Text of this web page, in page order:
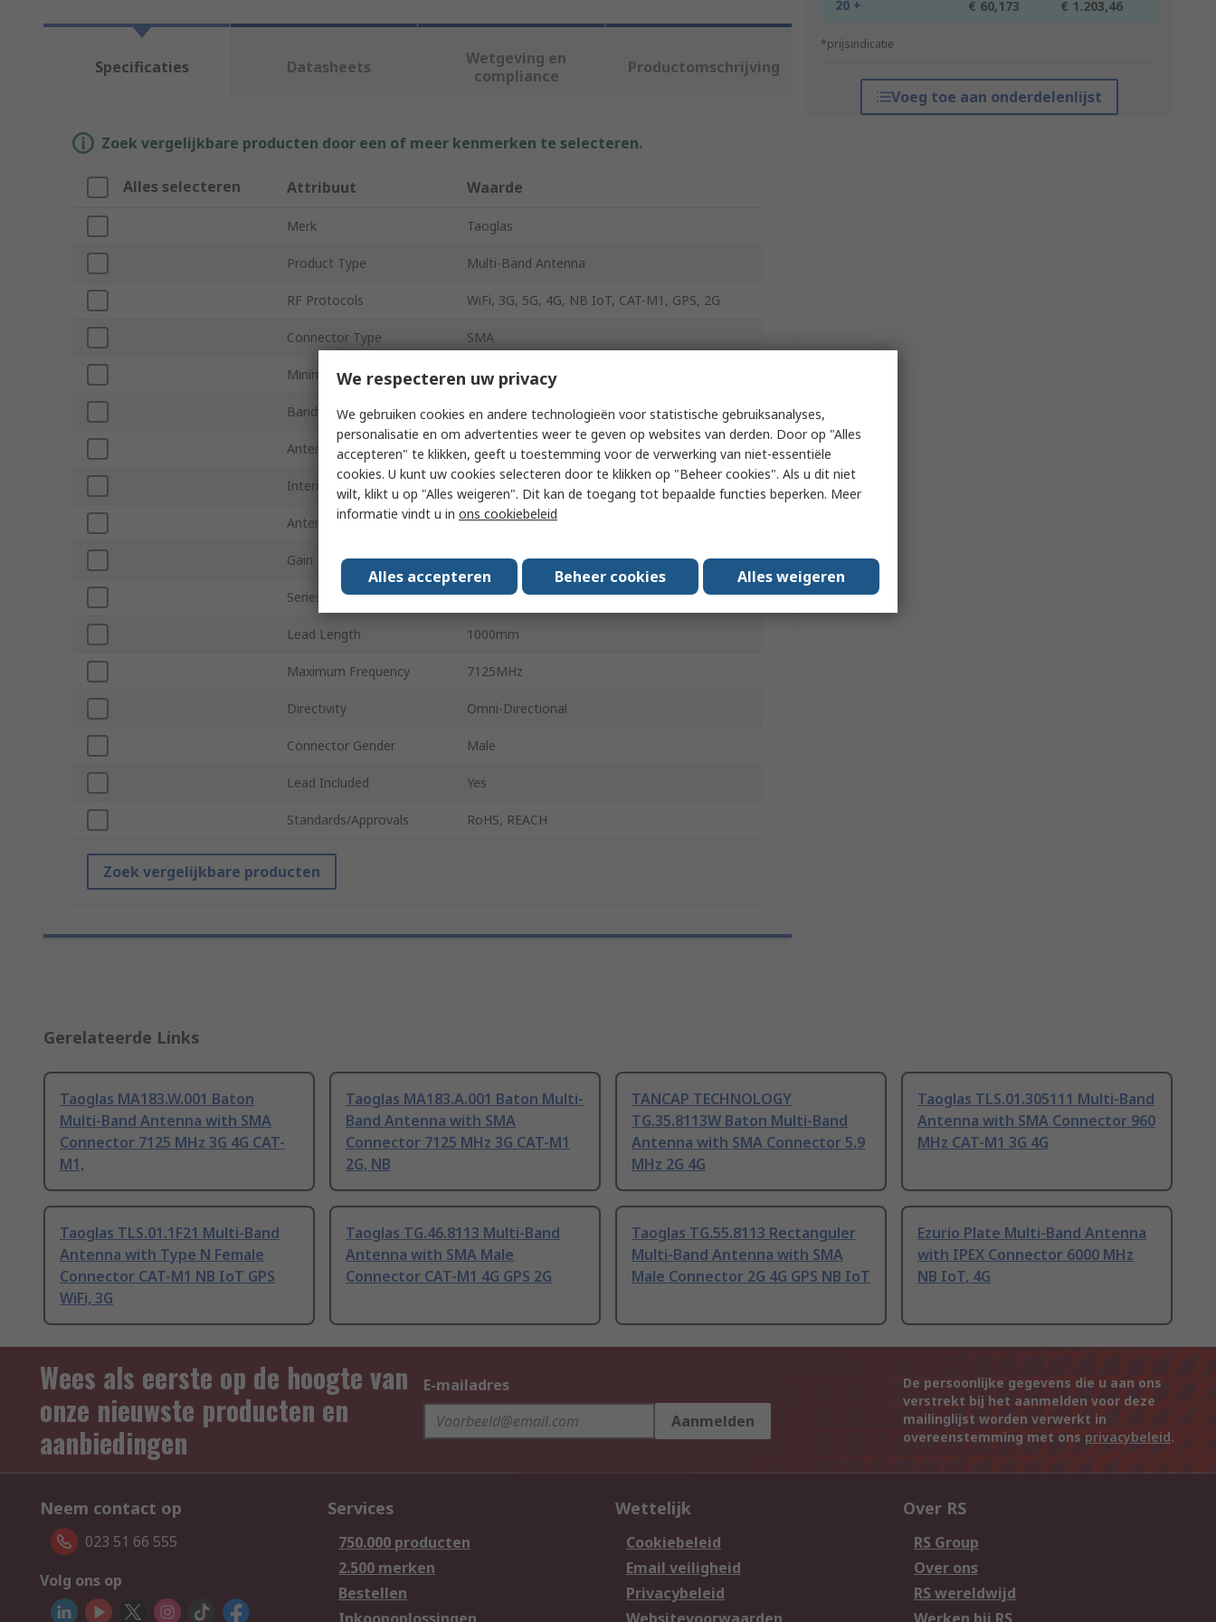
20 + € 60,173 € 1.203,46
*prijsindicatie
Voeg toe aan onderdelenlijst
Specificaties Datasheets
Wetgeving en
compliance
Productomschrijving
Zoek vergelijkbare producten door een of meer kenmerken te selecteren.
Alles selecteren Attribuut Waarde
Merk Taoglas
Product Type Multi-Band Antenna
RF Protocols WiFi, 3G, 5G, 4G, NB IoT, CAT-M1, GPS, 2G
Connector Type SMA
Minimum Frequency 600MHz
Bandwidth 6000MHz
Antenna Physical Form Baton
Internal/External External
Antenna Mount Type Screw
Gain 6.79dB
Series MA183W
Lead Length 1000mm
Maximum Frequency 7125MHz
Directivity Omni-Directional
Connector Gender Male
Lead Included Yes
Standards/Approvals RoHS, REACH
Zoek vergelijkbare producten
Gerelateerde Links
Taoglas MA183.W.001 Baton
Multi-Band Antenna with SMA
Connector 7125 MHz 3G 4G CAT-
M1,
Taoglas MA183.A.001 Baton Multi-
Band Antenna with SMA
Connector 7125 MHz 3G CAT-M1
2G, NB
TANCAP TECHNOLOGY
TG.35.8113W Baton Multi-Band
Antenna with SMA Connector 5.9
MHz 2G 4G
Taoglas TLS.01.305111 Multi-Band
Antenna with SMA Connector 960
MHz CAT-M1 3G 4G
Taoglas TLS.01.1F21 Multi-Band
Antenna with Type N Female
Connector CAT-M1 NB IoT GPS
WiFi, 3G
Taoglas TG.46.8113 Multi-Band
Antenna with SMA Male
Connector CAT-M1 4G GPS 2G
Taoglas TG.55.8113 Rectanguler
Multi-Band Antenna with SMA
Male Connector 2G 4G GPS NB IoT
Ezurio Plate Multi-Band Antenna
with IPEX Connector 6000 MHz
NB IoT, 4G
Wees als eerste op de hoogte van
onze nieuwste producten en
aanbiedingen
E-mailadres
Aanmelden
De persoonlijke gegevens die u aan ons
verstrekt bij het aanmelden voor deze
mailinglijst worden verwerkt in
overeenstemming met ons privacybeleid.
Neem contact op
023 51 66 555
Volg ons op
Services
750.000 producten
2.500 merken
Bestellen
Wettelijk
Cookiebeleid
Email veiligheid
Privacybeleid
Over RS
RS Group
Over ons
RS wereldwijd
We respecteren uw privacy
We gebruiken cookies en andere technologieën voor statistische gebruiksanalyses,
personalisatie en om advertenties weer te geven op websites van derden. Door op "Alles
accepteren" te klikken, geeft u toestemming voor de verwerking van niet-essentiële
cookies. U kunt uw cookies selecteren door te klikken op "Beheer cookies". Als u dit niet
wilt, klikt u op "Alles weigeren". Dit kan de toegang tot bepaalde functies beperken. Meer
informatie vindt u in ons cookiebeleid
Alles accepteren Beheer cookies Alles weigeren